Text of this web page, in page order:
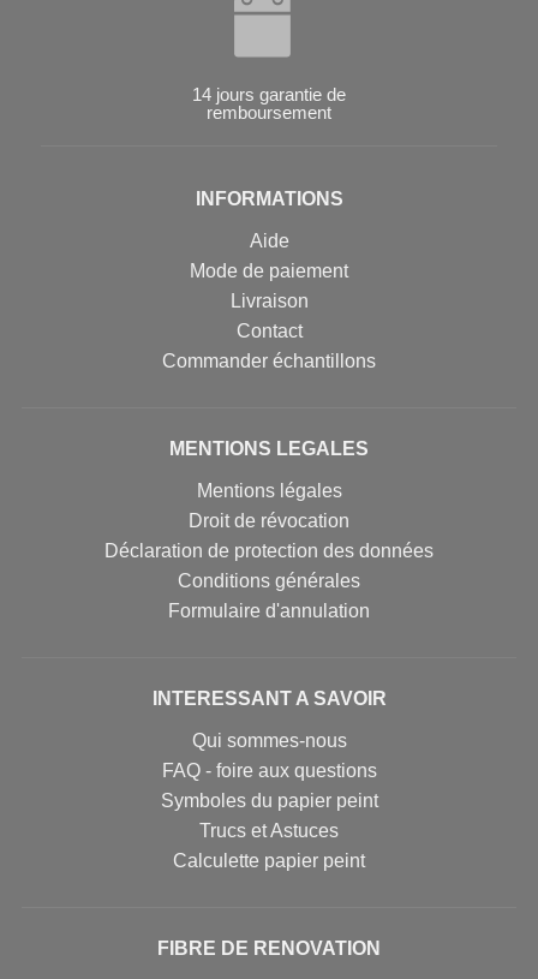
14 jours garantie de
remboursement
INFORMATIONS
Aide
Mode de paiement
Livraison
Contact
Commander échantillons
MENTIONS LEGALES
Mentions légales
Droit de révocation
Déclaration de protection des données
Conditions générales
Formulaire d'annulation
INTERESSANT A SAVOIR
Qui sommes-nous
FAQ - foire aux questions
Symboles du papier peint
Trucs et Astuces
Calculette papier peint
FIBRE DE RENOVATION